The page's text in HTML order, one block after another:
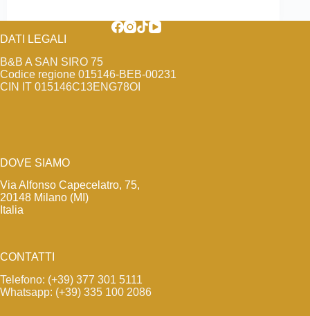
DATI LEGALI
B&B A SAN SIRO 75
Codice regione 015146-BEB-00231
CIN IT 015146C13ENG78OI
DOVE SIAMO
Via Alfonso Capecelatro, 75,
20148 Milano (MI)
Italia
CONTATTI
Telefono: (+39) 377 301 5111
Whatsapp: (+39) 335 100 2086